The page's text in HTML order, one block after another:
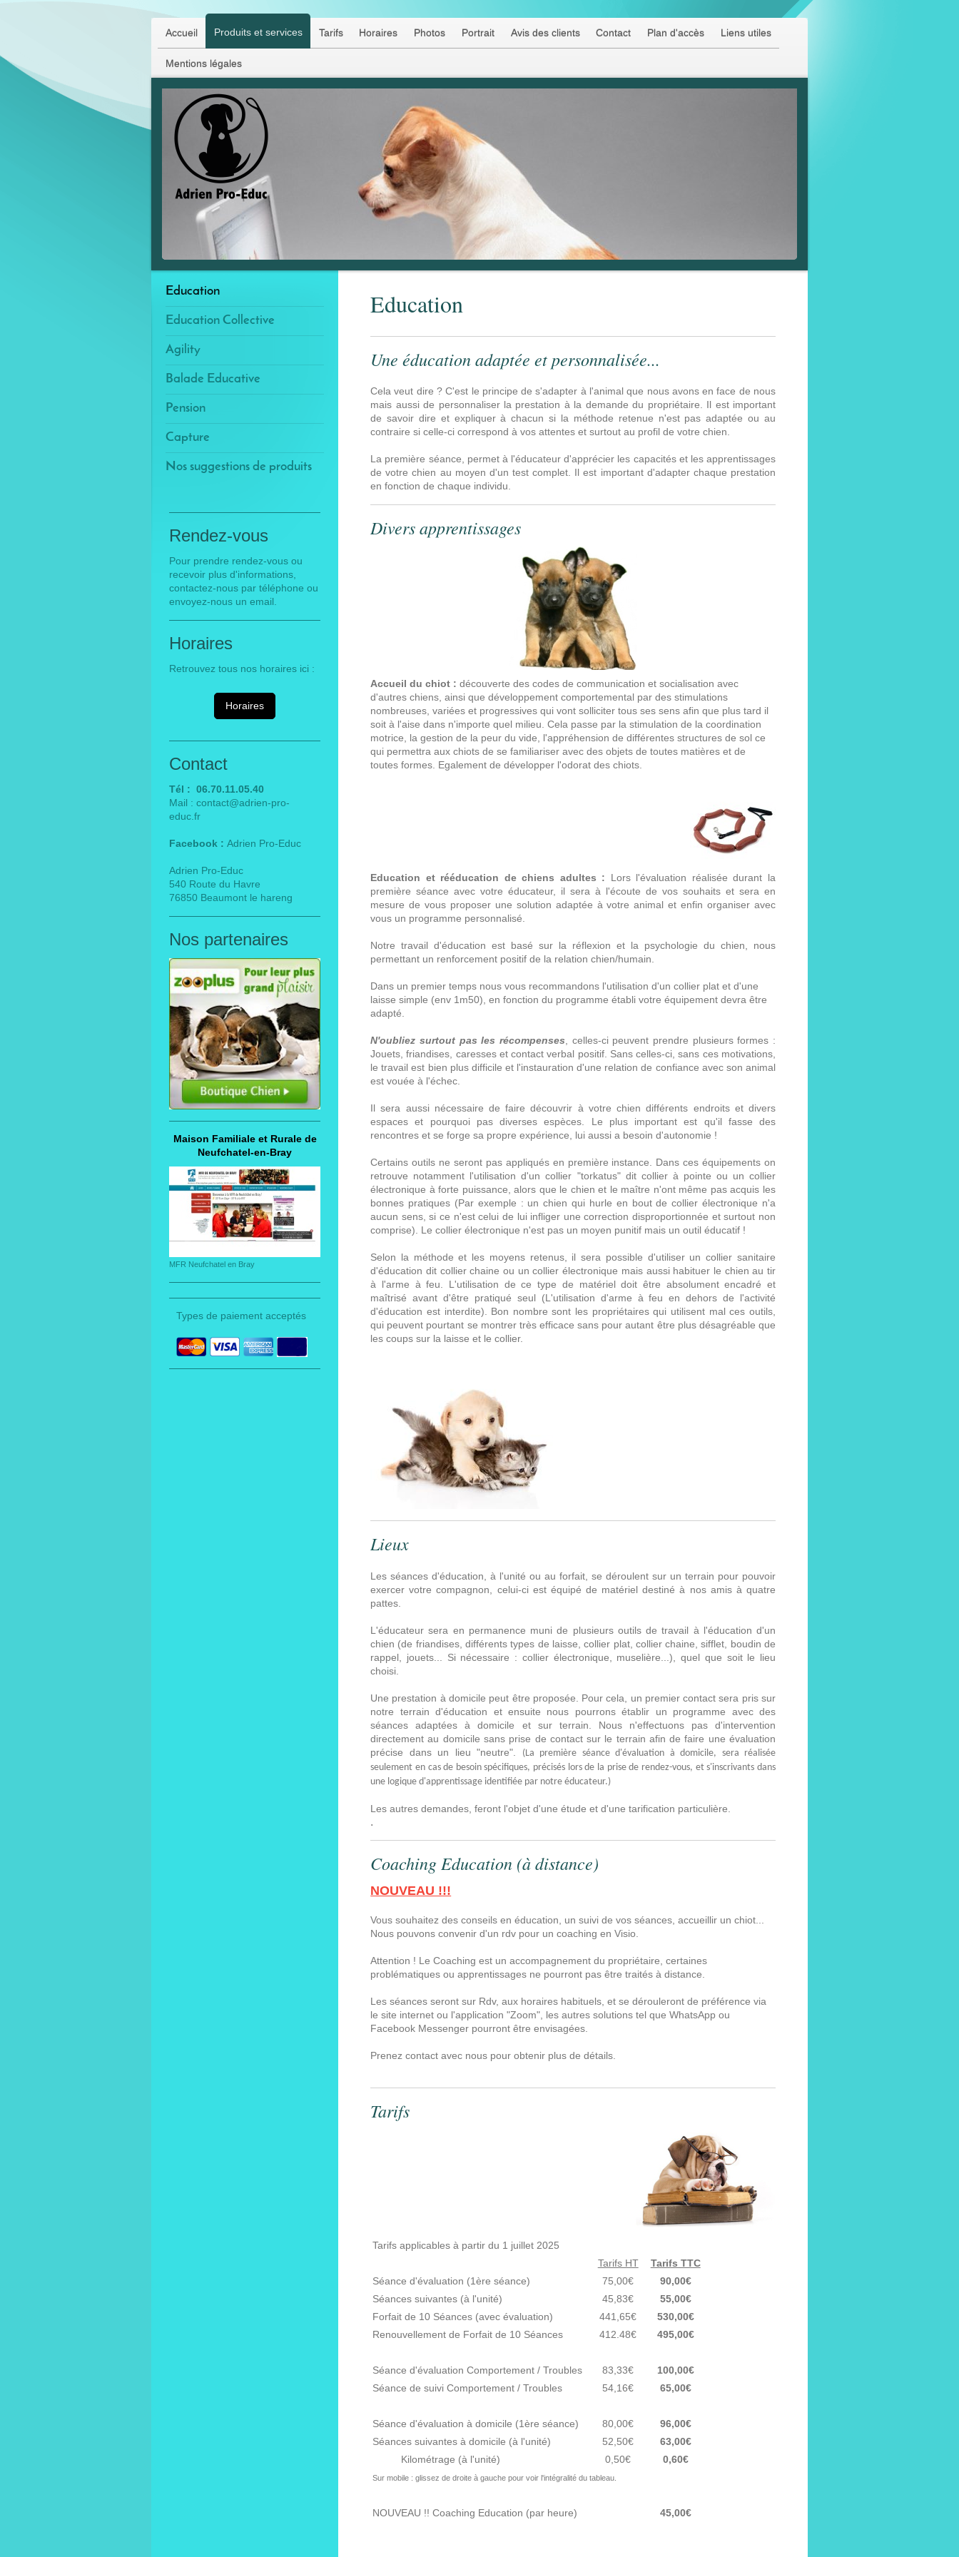
Accueil Produits et services Tarifs Horaires Photos Portrait Avis des clients Contact Plan d'accès Liens utiles
Mentions légales
Education
Une éducation adaptée et personnalisée...
Cela veut dire ? C'est le principe de s'adapter à l'animal que nous avons en face de nous
mais aussi de personnaliser la prestation à la demande du propriétaire. Il est important
de savoir dire et expliquer à chacun si la méthode retenue n'est pas adaptée ou au
contraire si celle-ci correspond à vos attentes et surtout au profil de votre chien.
La première séance, permet à l'éducateur d'apprécier les capacités et les apprentissages
de votre chien au moyen d'un test complet. Il est important d'adapter chaque prestation
en fonction de chaque individu.
Divers apprentissages
Accueil du chiot : découverte des codes de communication et socialisation avec
d'autres chiens, ainsi que développement comportemental par des stimulations
nombreuses, variées et progressives qui vont solliciter tous ses sens afin que plus tard il
soit à l'aise dans n'importe quel milieu. Cela passe par la stimulation de la coordination
motrice, la gestion de la peur du vide, l'appréhension de différentes structures de sol ce
qui permettra aux chiots de se familiariser avec des objets de toutes matières et de
toutes formes. Egalement de développer l'odorat des chiots.
Education et rééducation de chiens adultes : Lors l'évaluation réalisée durant la
première séance avec votre éducateur, il sera à l'écoute de vos souhaits et sera en
mesure de vous proposer une solution adaptée à votre animal et enfin organiser avec
vous un programme personnalisé.
Notre travail d'éducation est basé sur la réflexion et la psychologie du chien, nous
permettant un renforcement positif de la relation chien/humain.
Dans un premier temps nous vous recommandons l'utilisation d'un collier plat et d'une
laisse simple (env 1m50), en fonction du programme établi votre équipement devra être
adapté.
N'oubliez surtout pas les récompenses , celles-ci peuvent prendre plusieurs formes :
Jouets, friandises, caresses et contact verbal positif. Sans celles-ci, sans ces motivations,
le travail est bien plus difficile et l'instauration d'une relation de confiance avec son animal
est vouée à l'échec.
Il sera aussi nécessaire de faire découvrir à votre chien différents endroits et divers
espaces et pourquoi pas diverses espèces. Le plus important est qu'il fasse des
rencontres et se forge sa propre expérience, lui aussi a besoin d'autonomie !
Certains outils ne seront pas appliqués en première instance. Dans ces équipements on
retrouve notamment l'utilisation d'un collier "torkatus" dit collier à pointe ou un collier
électronique à forte puissance, alors que le chien et le maître n'ont même pas acquis les
bonnes pratiques (Par exemple : un chien qui hurle en bout de collier électronique n'a
aucun sens, si ce n'est celui de lui infliger une correction disproportionnée et surtout non
comprise). Le collier électronique n'est pas un moyen punitif mais un outil éducatif !
Selon la méthode et les moyens retenus, il sera possible d'utiliser un collier sanitaire
d'éducation dit collier chaine ou un collier électronique mais aussi habituer le chien au tir
à l'arme à feu. L'utilisation de ce type de matériel doit être absolument encadré et
maîtrisé avant d'être pratiqué seul (L'utilisation d'arme à feu en dehors de l'activité
d'éducation est interdite). Bon nombre sont les propriétaires qui utilisent mal ces outils,
qui peuvent pourtant se montrer très efficace sans pour autant être plus désagréable que
les coups sur la laisse et le collier.
Lieux
Les séances d'éducation, à l'unité ou au forfait, se déroulent sur un terrain pour pouvoir
exercer votre compagnon, celui-ci est équipé de matériel destiné à nos amis à quatre
pattes.
L'éducateur sera en permanence muni de plusieurs outils de travail à l'éducation d'un
chien (de friandises, différents types de laisse, collier plat, collier chaine, sifflet, boudin de
rappel, jouets... Si nécessaire : collier électronique, muselière...), quel que soit le lieu
choisi.
Une prestation à domicile peut être proposée. Pour cela, un premier contact sera pris sur
notre terrain d'éducation et ensuite nous pourrons établir un programme avec des
séances adaptées à domicile et sur terrain. Nous n'effectuons pas d'intervention
directement au domicile sans prise de contact sur le terrain afin de faire une évaluation
précise dans un lieu "neutre".
(La première séance d'évaluation à domicile, sera réalisée
seulement en cas de besoin spécifiques, précisés lors de la prise de rendez-vous, et s'inscrivants dans
une logique d'apprentissage identifiée par notre éducateur.)
Les autres demandes, feront l'objet d'une étude et d'une tarification particulière.
.
Coaching Education (à distance)
NOUVEAU !!!
Vous souhaitez des conseils en éducation, un suivi de vos séances, accueillir un chiot...
Nous pouvons convenir d'un rdv pour un coaching en Visio.
Attention ! Le Coaching est un accompagnement du propriétaire, certaines
problématiques ou apprentissages ne pourront pas être traités à distance.
Les séances seront sur Rdv, aux horaires habituels, et se dérouleront de préférence via
le site internet ou l'application "Zoom", les autres solutions tel que WhatsApp ou
Facebook Messenger pourront être envisagées.
Prenez contact avec nous pour obtenir plus de détails.
Tarifs
Tarifs applicables à partir du 1 juillet 2025
Tarifs HT
Tarifs TTC
Séance d'évaluation (1ère séance)
75,00€
90,00€
Séances suivantes (à l'unité)
45,83€
55,00€
Forfait de 10 Séances (avec évaluation)
441,65€
530,00€
Renouvellement de Forfait de 10 Séances
412.48€ 495,00€
Séance d'évaluation Comportement / Troubles 83,33€
100,00€
Séance de suivi Comportement / Troubles
54,16€ 65,00€
Séance d'évaluation à domicile (1ère séance) 80,00€
96,00€
Séances suivantes à domicile (à l'unité)
52,50€
63,00€
Kilométrage (à l'unité)
0,50€ 0,60€
Sur mobile : glissez de droite à gauche pour voir l'intégralité du tableau.
NOUVEAU !! Coaching Education (par heure) 45,00€
Education
Education Collective
Agility
Balade Educative
Pension
Capture
Nos suggestions de produits
Rendez-vous
Pour prendre rendez-vous ou
recevoir plus d'informations,
contactez-nous par téléphone ou
envoyez-nous un email.
Horaires
Retrouvez tous nos horaires ici :
Horaires
Contact
Tél : 06.70.11.05.40
Mail : contact@adrien-pro-
educ.fr
Facebook : Adrien Pro-Educ
Adrien Pro-Educ
540 Route du Havre
76850 Beaumont le hareng
Nos partenaires
Maison Familiale et Rurale de
Neufchatel-en-Bray
MFR Neufchatel en Bray
Types de paiement acceptés